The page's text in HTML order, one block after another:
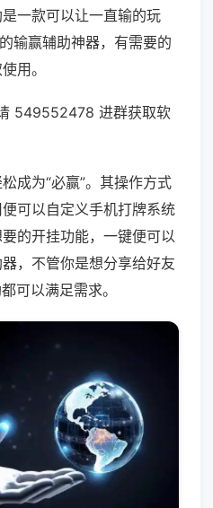
一款可以让一直输的玩
输赢辅助神器，有需要的
用。
549552478 进群获取软
成为“必赢”。其操作方式
可以自定义手机打牌系统
的开挂功能，一键便可以
，不管你是想分享给好友
可以满足需求。